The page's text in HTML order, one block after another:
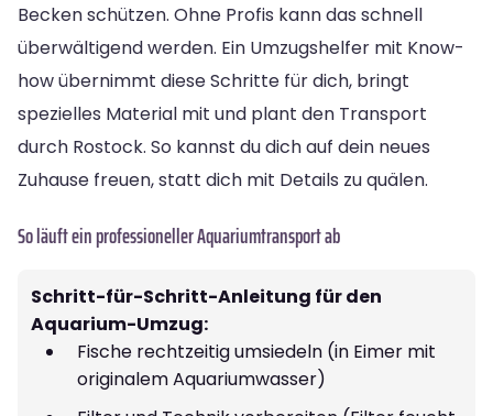
Becken schützen. Ohne Profis kann das schnell
überwältigend werden. Ein Umzugshelfer mit Know-
how übernimmt diese Schritte für dich, bringt
spezielles Material mit und plant den Transport
durch Rostock. So kannst du dich auf dein neues
Zuhause freuen, statt dich mit Details zu quälen.
So läuft ein professioneller Aquariumtransport ab
Schritt-für-Schritt-Anleitung für den
Aquarium-Umzug:
Fische rechtzeitig umsiedeln (in Eimer mit
originalem Aquariumwasser)